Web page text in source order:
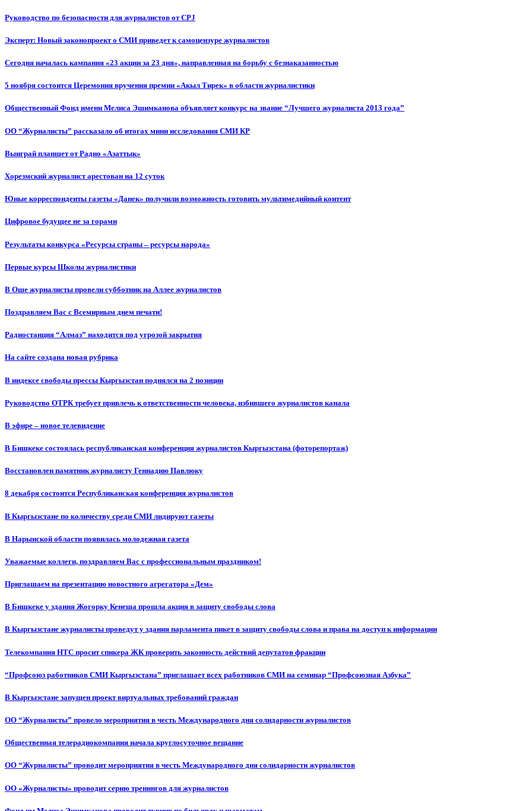
Руководство по безопасности для журналистов от CPJ
Эксперт: Новый законопроект о СМИ приведет к самоцензуре журналистов
Сегодня началась кампания «23 акции за 23 дня», направленная на борьбу с безнаказанностью
5 ноября состоится Церемония вручения премии «Акыл Тирек» в области журналистики
Общественный Фонд имени Мелиса Эшимканова объявляет конкурс на звание “Лучшего журналиста 2013 года”
ОО “Журналисты” рассказало об итогах мини исследования СМИ КР
Выиграй планшет от Радио «Азаттык»
Хорезмский журналист арестован на 12 суток
Юные корреспонденты газеты «Данек» получили возможность готовить мультимедийный контент
Цифровое будущее не за горами
Результаты конкурса «Ресурсы страны – ресурсы народа»
Первые курсы Школы журналистики
В Оше журналисты провели субботник на Аллее журналистов
Поздравляем Вас с Всемирным днем печати!
Радиостанция “Алмаз” находится под угрозой закрытия
На сайте создана новая рубрика
В индексе свободы прессы Кыргызстан поднялся на 2 позиции
Руководство ОТРК требует привлечь к ответственности человека, избившего журналистов канала
В эфире – новое телевидение
В Бишкеке состоялась республиканская конференция журналистов Кыргызстана (фоторепортаж)
Восстановлен памятник журналисту Геннадию Павлюку
8 декабря состоится Республиканская конференция журналистов
В Кыргызстане по количеству среди СМИ лидируют газеты
В Нарынской области появилась молодежная газета
Уважаемые коллеги, поздравляем Вас с профессиональным праздником!
Приглашаем на презентацию новостного агрегатора «Дем»
В Бишкеке у здания Жогорку Кенеша прошла акция в защиту свободы слова
В Кыргызстане журналисты проведут у здания парламента пикет в защиту свободы слова и права на доступ к информации
Телекомпания НТС просит спикера ЖК проверить законность действий депутатов фракции
“Профсоюз работников СМИ Кыргызстана” приглашает всех работников СМИ на семинар “Профсоюзная Азбука”
В Кыргызстане запущен проект виртуальных требований граждан
ОО “Журналисты” провело мероприятия в честь Международного дня солидарности журналистов
Общественная телерадиокомпания начала круглосуточное вещание
ОО “Журналисты” проводит мероприятия в честь Международного дня солидарности журналистов
ОО «Журналисты» проводит серию тренингов для журналистов